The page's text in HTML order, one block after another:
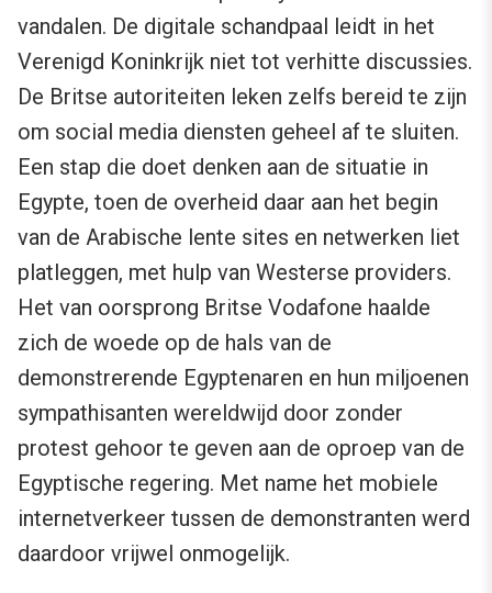
vandalen. De digitale schandpaal leidt in het
Verenigd Koninkrijk niet tot verhitte discussies.
De Britse autoriteiten leken zelfs bereid te zijn
om social media diensten geheel af te sluiten.
Een stap die doet denken aan de situatie in
Egypte, toen de overheid daar aan het begin
van de Arabische lente sites en netwerken liet
platleggen, met hulp van Westerse providers.
Het van oorsprong Britse Vodafone haalde
zich de woede op de hals van de
demonstrerende Egyptenaren en hun miljoenen
sympathisanten wereldwijd door zonder
protest gehoor te geven aan de oproep van de
Egyptische regering. Met name het mobiele
internetverkeer tussen de demonstranten werd
daardoor vrijwel onmogelijk.